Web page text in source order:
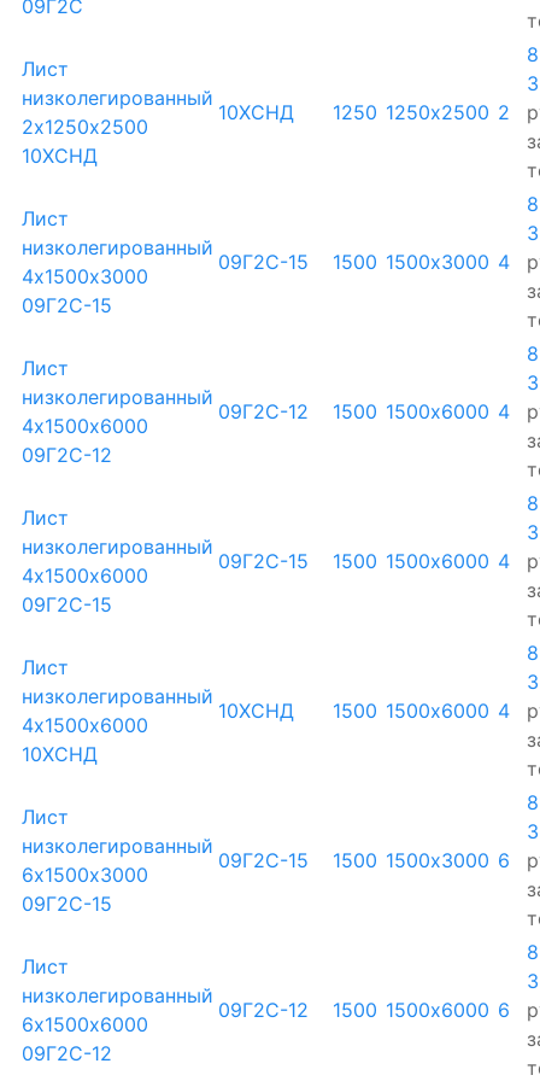
09Г2С
Лист
низколегированный
2х1250х2500
10ХСНД
10ХСНД 1250 1250х2500 2
Лист
низколегированный
4х1500х3000
09Г2С-15
09Г2С-15 1500 1500х3000 4
Лист
низколегированный
4х1500х6000
09Г2С-12
09Г2С-12 1500 1500х6000 4
Лист
низколегированный
4х1500х6000
09Г2С-15
09Г2С-15 1500 1500х6000 4
Лист
низколегированный
4х1500х6000
10ХСНД
10ХСНД 1500 1500х6000 4
Лист
низколегированный
6х1500х3000
09Г2С-15
09Г2С-15 1500 1500х3000 6
Лист
низколегированный
6х1500х6000
09Г2С-12
09Г2С-12 1500 1500х6000 6